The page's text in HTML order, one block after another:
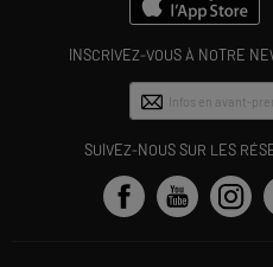
INSCRIVEZ-VOUS À NOTRE
SUIVEZ-NOUS SUR LES